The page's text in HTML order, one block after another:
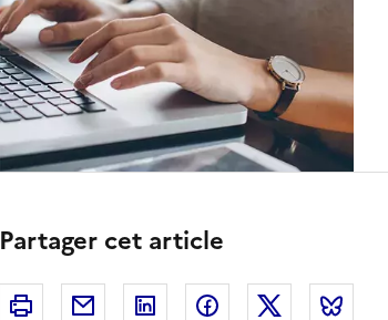
Partager cet article
Imprimer Courriel Linkedin FacebookTwitter